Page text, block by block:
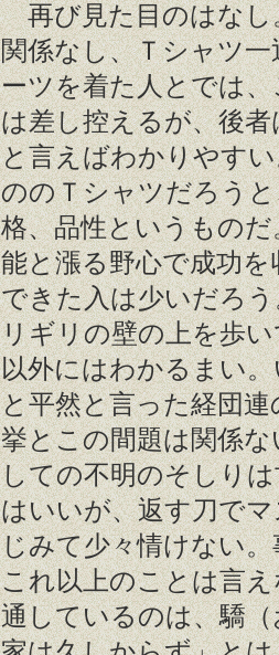
再び見た目のはなし
関係なし、Ｔシャツ
ーツを着た人とでは
は差し控えるが、後
と言えばわかりやす
ののＴシャツだろう
格、品性というもの
能と漲る野心で成功
できた入は少いだろ
リギリの壁の上を歩
以外にはわかるまい
と平然と言った経団
挙とこの間題は関係
しての不明のそしり
はいいが、返す刀で
じみて少々情けない
これ以上のことは言
通しているのは、驕